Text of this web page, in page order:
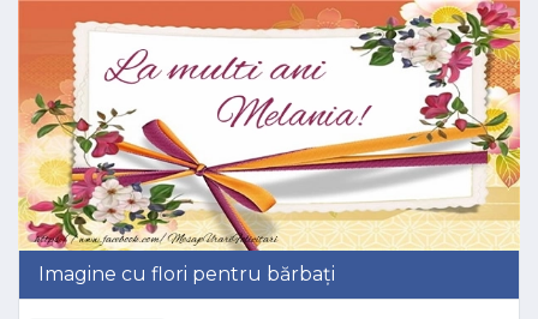
Imagine cu flori pentru bărbați